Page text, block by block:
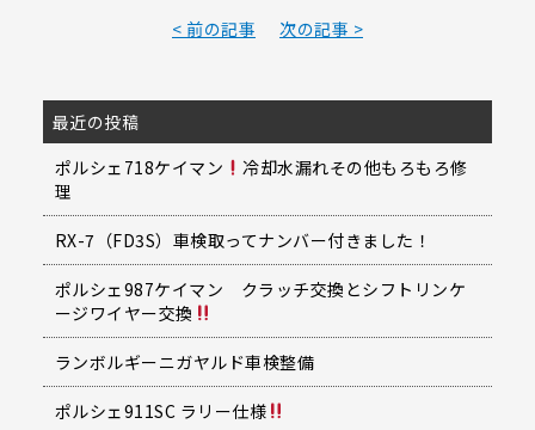
< 前の記事 次の記事 >
最近の投稿
ポルシェ718ケイマン
冷却水漏れその他もろもろ修
理
RX-7（FD3S）車検取ってナンバー付きました！
ポルシェ987ケイマン クラッチ交換とシフトリンケ
ージワイヤー交換
ランボルギーニガヤルド車検整備
ポルシェ911SC ラリー仕様